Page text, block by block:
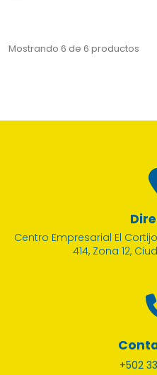
Mostrando 6 de 6 productos
Centro Empresarial El
414, Zona 12,
+502